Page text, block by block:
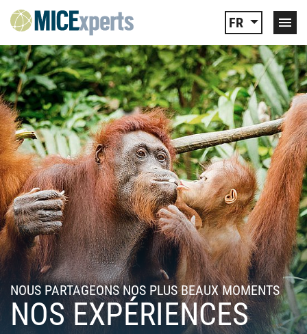
FR
NOUS PARTAGEONS NOS PLUS BEAUX MOMENTS
NOS EXPÉRIENCES